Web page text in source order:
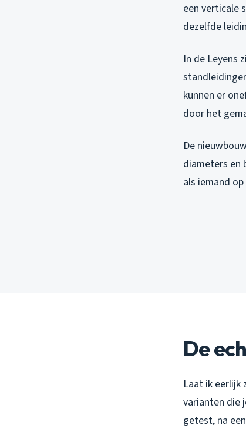
een verticale
dezelfde
In de Leyens
kunnen er
door het
De
diameters en
als iemand
De
Laat ik eerlijk
varianten die
getest, na